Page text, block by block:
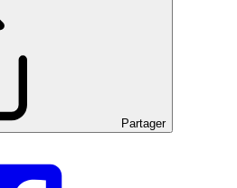
Partager